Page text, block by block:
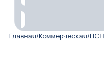
Главная/Коммерческая/ПСН